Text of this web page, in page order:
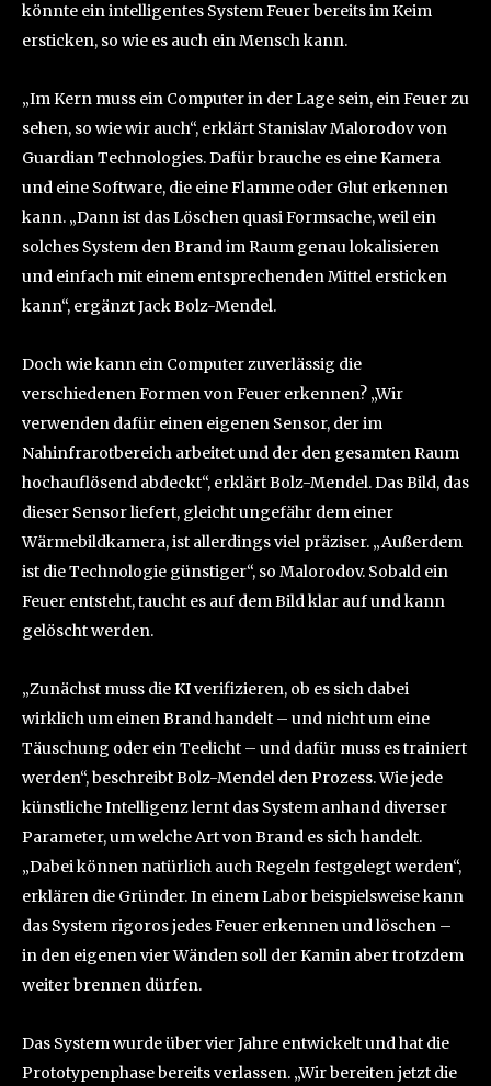
könnte ein intelligentes System Feuer bereits im Keim
ersticken, so wie es auch ein Mensch kann.
„Im Kern muss ein Computer in der Lage sein, ein Feuer zu
sehen, so wie wir auch“, erklärt Stanislav Malorodov von
Guardian Technologies. Dafür brauche es eine Kamera
und eine Software, die eine Flamme oder Glut erkennen
kann. „Dann ist das Löschen quasi Formsache, weil ein
solches System den Brand im Raum genau lokalisieren
und einfach mit einem entsprechenden Mittel ersticken
kann“, ergänzt Jack Bolz-Mendel.
Doch wie kann ein Computer zuverlässig die
verschiedenen Formen von Feuer erkennen? „Wir
verwenden dafür einen eigenen Sensor, der im
Nahinfrarotbereich arbeitet und der den gesamten Raum
hochauflösend abdeckt“, erklärt Bolz-Mendel. Das Bild, das
dieser Sensor liefert, gleicht ungefähr dem einer
Wärmebildkamera, ist allerdings viel präziser. „Außerdem
ist die Technologie günstiger“, so Malorodov. Sobald ein
Feuer entsteht, taucht es auf dem Bild klar auf und kann
gelöscht werden.
„Zunächst muss die KI verifizieren, ob es sich dabei
wirklich um einen Brand handelt – und nicht um eine
Täuschung oder ein Teelicht – und dafür muss es trainiert
werden“, beschreibt Bolz-Mendel den Prozess. Wie jede
künstliche Intelligenz lernt das System anhand diverser
Parameter, um welche Art von Brand es sich handelt.
„Dabei können natürlich auch Regeln festgelegt werden“,
erklären die Gründer. In einem Labor beispielsweise kann
das System rigoros jedes Feuer erkennen und löschen –
in den eigenen vier Wänden soll der Kamin aber trotzdem
weiter brennen dürfen.
Das System wurde über vier Jahre entwickelt und hat die
Prototypenphase bereits verlassen. „Wir bereiten jetzt die